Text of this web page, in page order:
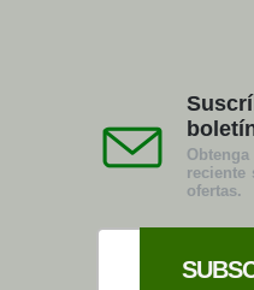
reciente
ofertas.